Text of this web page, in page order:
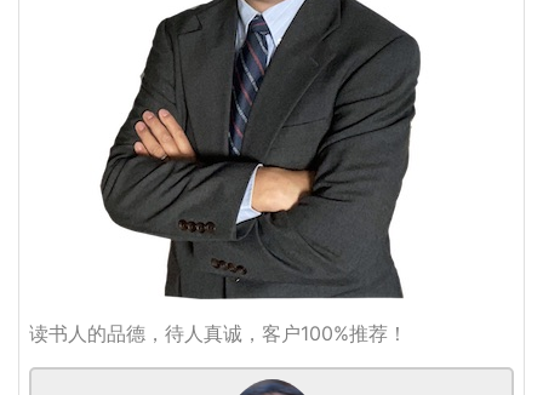
读书人的品德，待人真诚，客户100%推荐！